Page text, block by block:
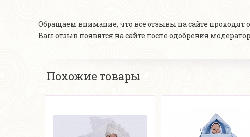
Обращаем внимание, что все отзывы на сайте проходят
Ваш отзыв появится на сайте после одобрения
Похожие товары